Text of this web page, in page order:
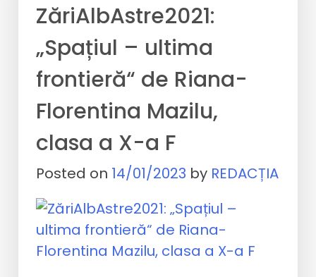
ZăriAlbAstre2021:
„Spațiul – ultima
frontieră“ de Riana-
Florentina Mazilu,
clasa a X-a F
Posted on 14/01/2023 by REDACȚIA